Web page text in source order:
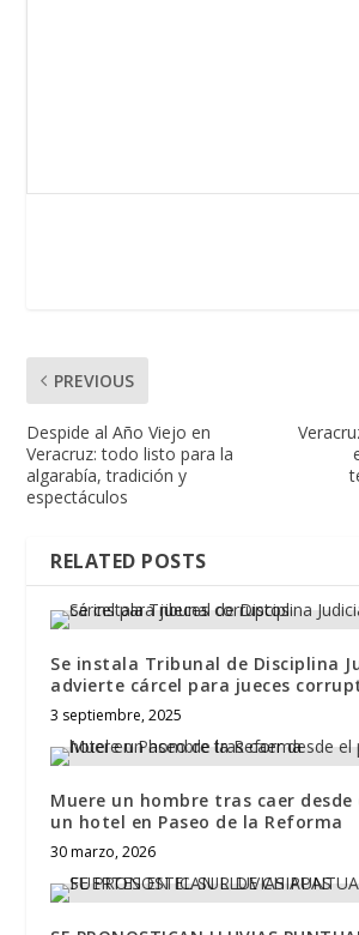
PREVIOUS
Despide al Año Viejo en
Veracruz: todo listo para la
algarabía, tradición y
espectáculos
RELATED POSTS
Se instala Tribunal de Disciplina
advierte cárcel para jueces
3 septiembre, 2025
Muere un hombre tras caer desde
un hotel en Paseo de la Reforma
30 marzo, 2026